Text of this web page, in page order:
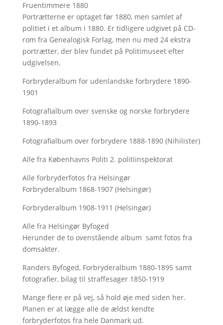
Fruentimmere 1880
Portrætterne er optaget før 1880, men samlet af
politiet i et album i 1880. Er tidligere udgivet på CD-
rom fra Genealogisk Forlag, men nu med 24 ekstra
portrætter, der blev fundet på Politimuseet efter
udgivelsen.
Forbryderalbum for udenlandske forbrydere 1890-
1901
Fotografialbum over svenske og norske forbrydere
1890-1893
Fotografialbum over forbrydere 1888-1890 (Nihilister)
Alle fra Københavns Politi 2. politiinspektorat
Alle forbryderfotos fra Helsingør
Forbryderalbum 1868-1907 (Helsingør)
Forbryderalbum 1908-1911 (Helsingør)
Alle fra Helsingør Byfoged
Herunder de to ovenstående album samt fotos fra
domsakter.
Randers Byfoged, Forbryderalbum 1880-1895 samt
fotografier, bilag til straffesager 1850-1919
Mange flere er på vej, så hold øje med siden her.
Planen er at lægge alle de ældst kendte
forbryderfotos fra hele Danmark ud.